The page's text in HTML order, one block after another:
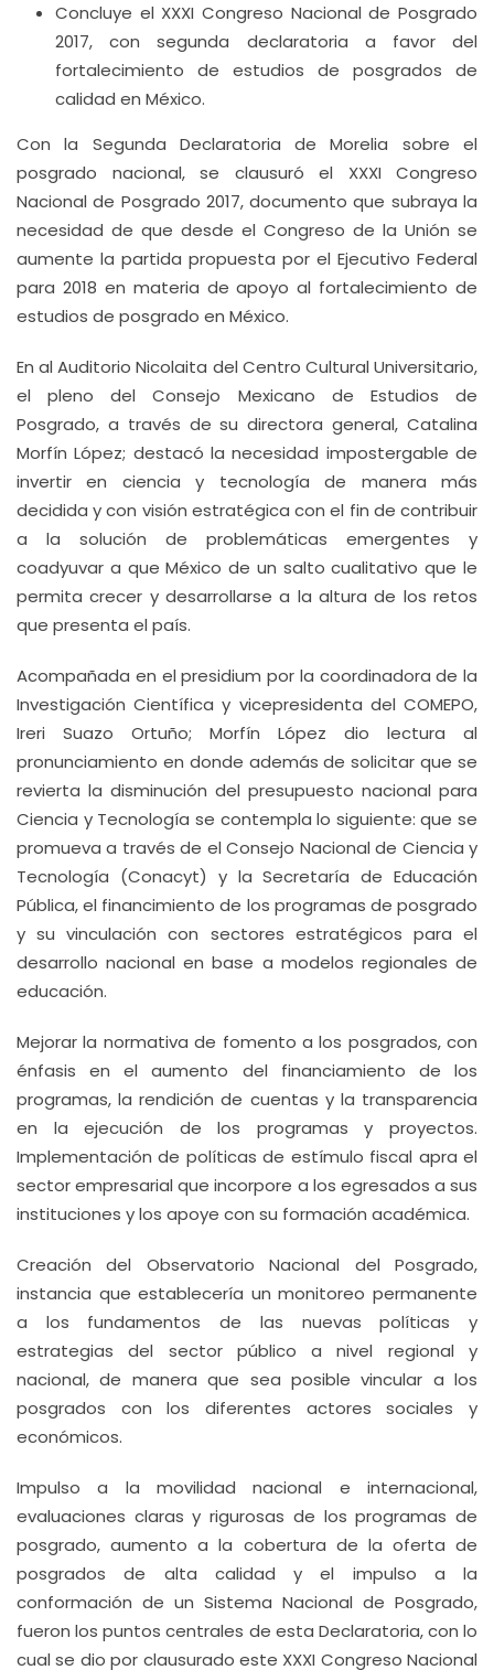
Concluye el XXXI Congreso Nacional de Posgrado
2017, con segunda declaratoria a favor del
fortalecimiento de estudios de posgrados de
calidad en México.
Con la Segunda Declaratoria de Morelia sobre el
posgrado nacional, se clausuró el XXXI Congreso
Nacional de Posgrado 2017, documento que subraya la
necesidad de que desde el Congreso de la Unión se
aumente la partida propuesta por el Ejecutivo Federal
para 2018 en materia de apoyo al fortalecimiento de
estudios de posgrado en México.
En al Auditorio Nicolaita del Centro Cultural Universitario,
el pleno del Consejo Mexicano de Estudios de
Posgrado, a través de su directora general, Catalina
Morfín López; destacó la necesidad impostergable de
invertir en ciencia y tecnología de manera más
decidida y con visión estratégica con el fin de contribuir
a la solución de problemáticas emergentes y
coadyuvar a que México de un salto cualitativo que le
permita crecer y desarrollarse a la altura de los retos
que presenta el país.
Acompañada en el presidium por la coordinadora de la
Investigación Científica y vicepresidenta del COMEPO,
Ireri Suazo Ortuño; Morfín López dio lectura al
pronunciamiento en donde además de solicitar que se
revierta la disminución del presupuesto nacional para
Ciencia y Tecnología se contempla lo siguiente: que se
promueva a través de el Consejo Nacional de Ciencia y
Tecnología (Conacyt) y la Secretaría de Educación
Pública, el financimiento de los programas de posgrado
y su vinculación con sectores estratégicos para el
desarrollo nacional en base a modelos regionales de
educación.
Mejorar la normativa de fomento a los posgrados, con
énfasis en el aumento del financiamiento de los
programas, la rendición de cuentas y la transparencia
en la ejecución de los programas y proyectos.
Implementación de políticas de estímulo fiscal apra el
sector empresarial que incorpore a los egresados a sus
instituciones y los apoye con su formación académica.
Creación del Observatorio Nacional del Posgrado,
instancia que establecería un monitoreo permanente
a los fundamentos de las nuevas políticas y
estrategias del sector público a nivel regional y
nacional, de manera que sea posible vincular a los
posgrados con los diferentes actores sociales y
económicos.
Impulso a la movilidad nacional e internacional,
evaluaciones claras y rigurosas de los programas de
posgrado, aumento a la cobertura de la oferta de
posgrados de alta calidad y el impulso a la
conformación de un Sistema Nacional de Posgrado,
fueron los puntos centrales de esta Declaratoria, con lo
cual se dio por clausurado este XXXI Congreso Nacional